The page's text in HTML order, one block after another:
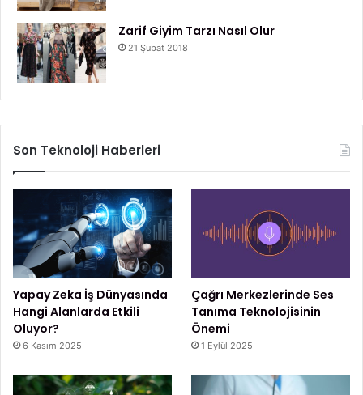
Zarif Giyim Tarzı Nasıl Olur
21 Şubat 2018
Son Teknoloji Haberleri
Yapay Zeka İş Dünyasında
Hangi Alanlarda Etkili
Oluyor?
6 Kasım 2025
Çağrı Merkezlerinde Ses
Tanıma Teknolojisinin
Önemi
1 Eylül 2025